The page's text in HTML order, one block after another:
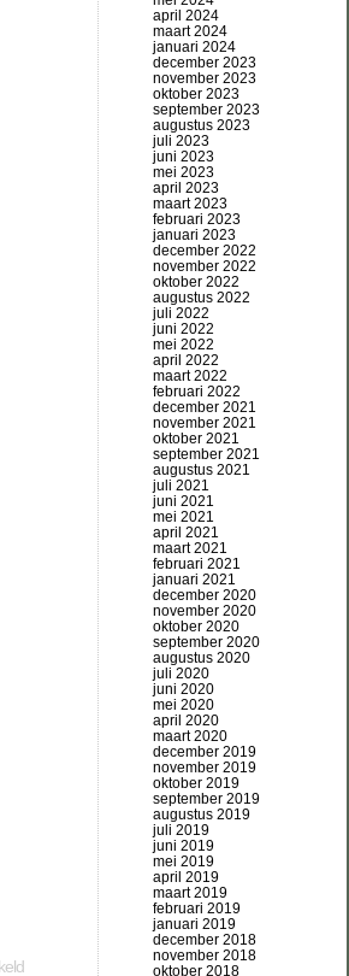
april 2024
maart 2024
januari 2024
december 2023
november 2023
oktober 2023
september 2023
augustus 2023
juli 2023
juni 2023
mei 2023
april 2023
maart 2023
februari 2023
januari 2023
december 2022
november 2022
oktober 2022
augustus 2022
juli 2022
juni 2022
mei 2022
april 2022
maart 2022
februari 2022
december 2021
november 2021
oktober 2021
september 2021
augustus 2021
juli 2021
juni 2021
mei 2021
april 2021
maart 2021
februari 2021
januari 2021
december 2020
november 2020
oktober 2020
september 2020
augustus 2020
juli 2020
juni 2020
mei 2020
april 2020
maart 2020
december 2019
november 2019
oktober 2019
september 2019
augustus 2019
juli 2019
juni 2019
mei 2019
april 2019
maart 2019
februari 2019
januari 2019
december 2018
november 2018
oktober 2018